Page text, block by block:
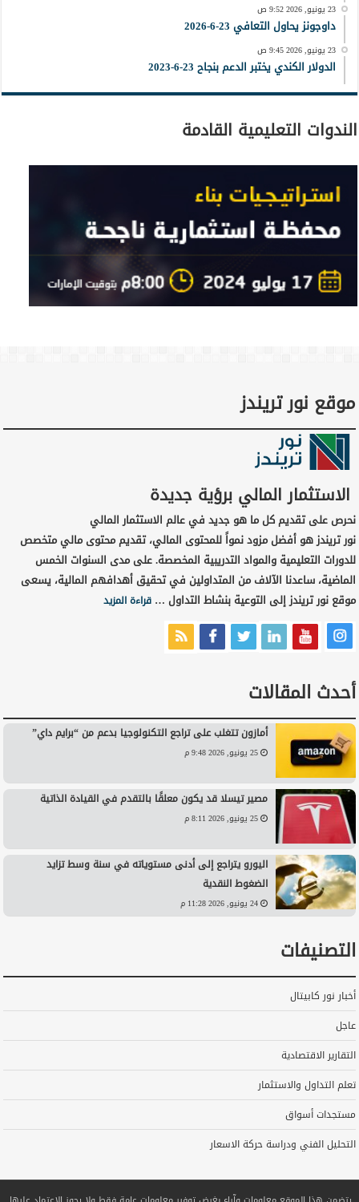
23 يونيو, 2026 9:52 ص
داوجونز يحاول التعافي 23-6-2026
23 يونيو, 2026 9:45 ص
الدولار الكندي يختبر الدعم بنجاح 23-6-2023
الندوات التعليمية القادمة
موقع نور تريندز
الاستثمار المالي برؤية جديدة
نحرص على تقديم كل ما هو جديد في عالم الاستثمار المالي
نور تريندز هو أفضل مزود نمواً للمحتوى المالي، تقديم محتوى مالي متخصص
للدورات التعليمية والمواد التدريبية المخصصة. على مدى السنوات الخمس
الماضية، ساعدنا الآلاف من المتداولين في تحقيق أهدافهم المالية، يسعى
موقع نور تريندز إلى التوعية بنشاط التداول …قراءة المزيد
أحدث المقالات
أمازون تتغلب على تراجع التكنولوجيا بدعم من “برايم داي”
25 يونيو, 2026 9:48 م
مصير تيسلا قد يكون معلقًا بالتقدم في القيادة الذاتية
25 يونيو, 2026 8:11 م
اليورو يتراجع إلى أدنى مستوياته في سنة وسط تزايد
الضغوط النقدية
24 يونيو, 2026 11:28 م
التصنيفات
أخبار نور كابيتال
عاجل
التقارير الاقتصادية
تعلم التداول والاستثمار
مستجدات أسواق
التحليل الفني ودراسة حركة الاسعار